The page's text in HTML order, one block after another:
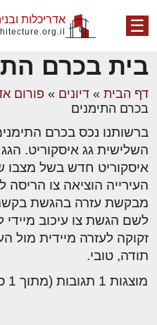
☰ אדריכלות
בית בכרם
דף הבית » דיונים » פורום
בכרם התימנים
השלישית גג איסקוריט.
איסקוריט חדש בשל מצבו
העירייה הוציאה צו הריסה
מבקשת עזרה בהגשת בקשה
לשם הגשת צו עיכוב מיידי
זקוקה לעזרה מיידית מול
תודה, טובי.
מוצגות 1 תגובות (מתוך 1 סה״כ)